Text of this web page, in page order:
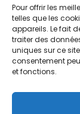
Pour offrir les
telles que les
appareils. Le fait
traiter des
uniques sur ce
consentement
et fonctions.